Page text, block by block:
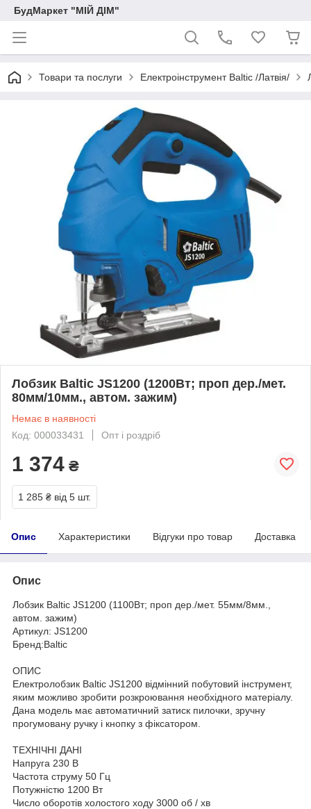
БудМаркет "МІЙ ДІМ"
Товари та послуги Електроінструмент Baltic /Латвія/
Лобзик Baltic JS1200 (1200Вт; проп дер./мет.
80мм/10мм., автом. зажим)
Немає в наявності
Код: 000033431
Опт і роздріб
1 374 ₴
1 285 ₴ від 5 шт.
Опис Характеристики Відгуки про товар Доставка
Опис
Лобзик Baltic JS1200 (1100Вт; проп дер./мет. 55мм/8мм.,
автом. зажим)
Артикул: JS1200
Бренд:Baltic
ОПИС
Електролобзик Baltic JS1200 відмінний побутовий інструмент,
яким можливо зробити розкроювання необхідного матеріалу.
Дана модель має автоматичний затиск пилочки, зручну
прогумовану ручку і кнопку з фіксатором.
ТЕХНІЧНІ ДАНІ
Напруга 230 В
Частота струму 50 Гц
Потужністю 1200 Вт
Число оборотів холостого ходу 3000 об / хв